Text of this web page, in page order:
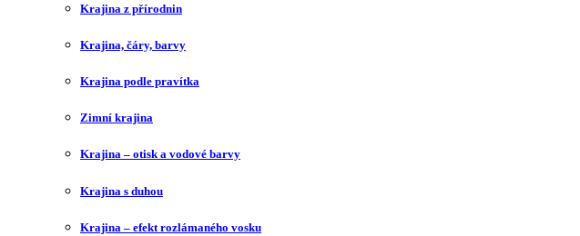
Krajina z přírodnin
Krajina, čáry, barvy
Krajina podle pravítka
Zimní krajina
Krajina – otisk a vodové barvy
Krajina s duhou
Krajina – efekt rozlámaného vosku